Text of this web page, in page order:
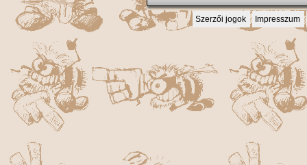
Szerzői jogok Impresszum